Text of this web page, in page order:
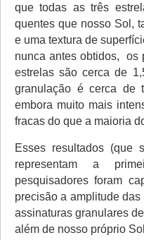
que todas as três
quentes que nosso Sol,
e uma textura de
nunca antes obtidos, os
estrelas são cerca de
granulação é cerca de
embora muito mais
fracas do que a maioria
Esses resultados (que
representam a
pesquisadores foram
precisão a amplitude
assinaturas granulares
além de nosso próprio